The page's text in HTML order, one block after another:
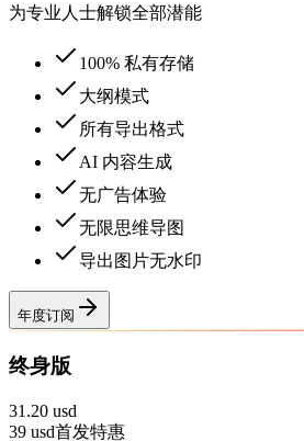
为专业人士解锁全部潜能
100% 私有存储
大纲模式
所有导出格式
AI 内容生成
无广告体验
无限思维导图
导出图片无水印
年度订阅
终身版
31.20 usd
39 usd首发特惠